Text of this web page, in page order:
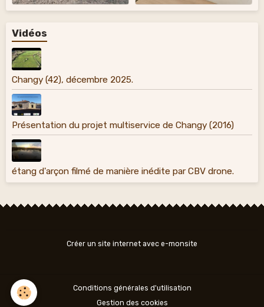
Vidéos
Changy (42), décembre 2025.
Présentation du projet multiservice de Changy (2016)
étang d'arçon filmé de manière inédite par CBV drone.
Créer un site internet avec e-monsite
Conditions générales d'utilisation
Gestion des cookies